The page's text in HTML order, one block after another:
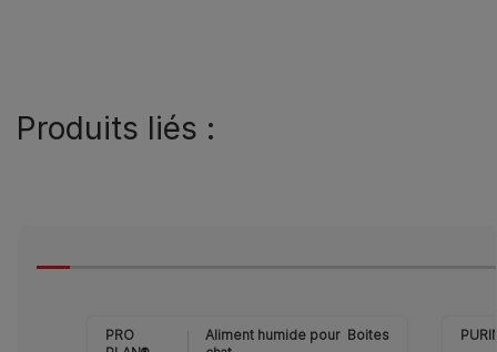
Produits liés :
PRO
Aliment humide pour Boites